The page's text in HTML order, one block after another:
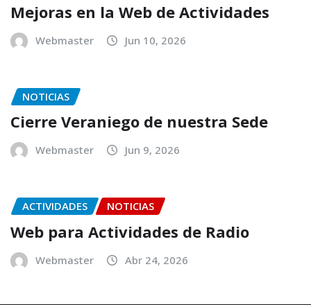
Mejoras en la Web de Actividades
Webmaster Jun 10, 2026
NOTICIAS
Cierre Veraniego de nuestra Sede
Webmaster Jun 9, 2026
ACTIVIDADES NOTICIAS
Web para Actividades de Radio
Webmaster Abr 24, 2026